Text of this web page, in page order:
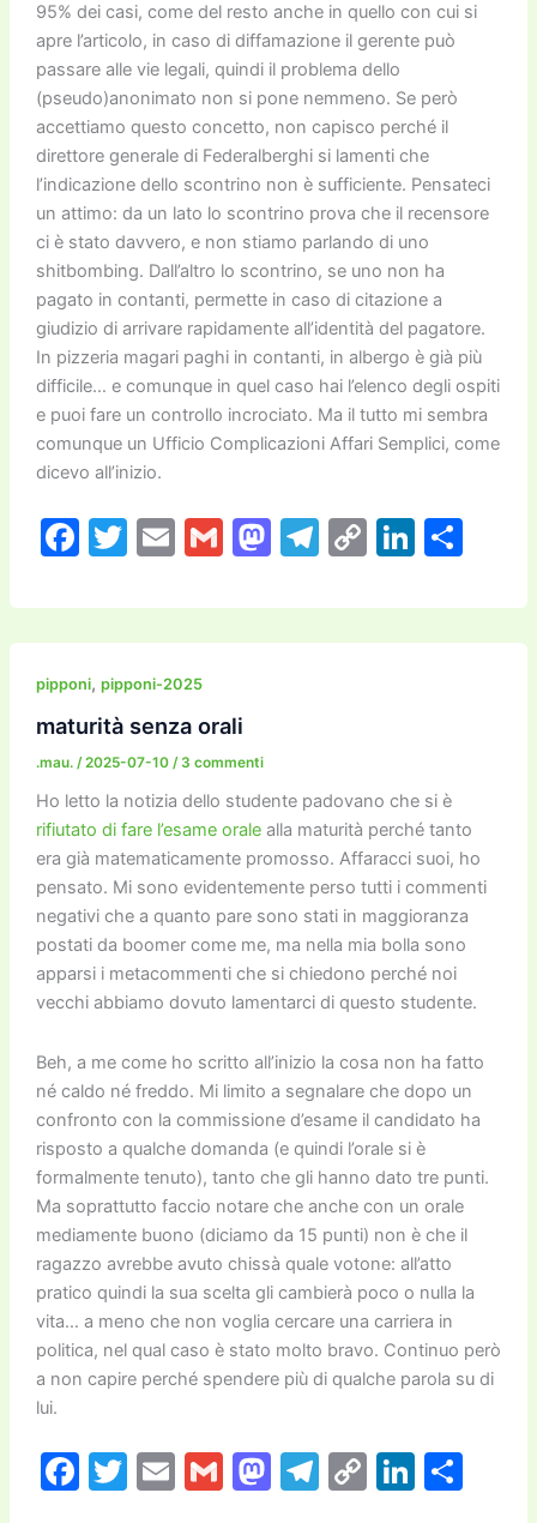
95% dei casi, come del resto anche in quello con cui si
apre l’articolo, in caso di diffamazione il gerente può
passare alle vie legali, quindi il problema dello
(pseudo)anonimato non si pone nemmeno. Se però
accettiamo questo concetto, non capisco perché il
direttore generale di Federalberghi si lamenti che
l’indicazione dello scontrino non è sufficiente. Pensateci
un attimo: da un lato lo scontrino prova che il recensore
ci è stato davvero, e non stiamo parlando di uno
shitbombing. Dall’altro lo scontrino, se uno non ha
pagato in contanti, permette in caso di citazione a
giudizio di arrivare rapidamente all’identità del pagatore.
In pizzeria magari paghi in contanti, in albergo è già più
difficile… e comunque in quel caso hai l’elenco degli ospiti
e puoi fare un controllo incrociato. Ma il tutto mi sembra
comunque un Ufficio Complicazioni Affari Semplici, come
dicevo all’inizio.
F
c
e
b
o
o
k
T
itt
er
E
ai
l
G
ai
l
M
st
o
T
e
gr
C
p
y
Li
k
e
C
n
di
pipponi, pipponi-2025
maturità senza orali
.mau. /2025-07-10 / 3 commenti
Ho letto la notizia dello studente padovano che si è
rifiutato di fare l’esame oralealla maturità perché tanto
era già matematicamente promosso. Affaracci suoi, ho
pensato. Mi sono evidentemente perso tutti i commenti
negativi che a quanto pare sono stati in maggioranza
postati da boomer come me, ma nella mia bolla sono
apparsi i metacommenti che si chiedono perché noi
vecchi abbiamo dovuto lamentarci di questo studente.
Beh, a me come ho scritto all’inizio la cosa non ha fatto
né caldo né freddo. Mi limito a segnalare che dopo un
confronto con la commissione d’esame il candidato ha
risposto a qualche domanda (e quindi l’orale si è
formalmente tenuto), tanto che gli hanno dato tre punti.
Ma soprattutto faccio notare che anche con un orale
mediamente buono (diciamo da 15 punti) non è che il
ragazzo avrebbe avuto chissà quale votone: all’atto
pratico quindi la sua scelta gli cambierà poco o nulla la
vita… a meno che non voglia cercare una carriera in
politica, nel qual caso è stato molto bravo. Continuo però
a non capire perché spendere più di qualche parola su di
lui.
F T E G M T C Li C